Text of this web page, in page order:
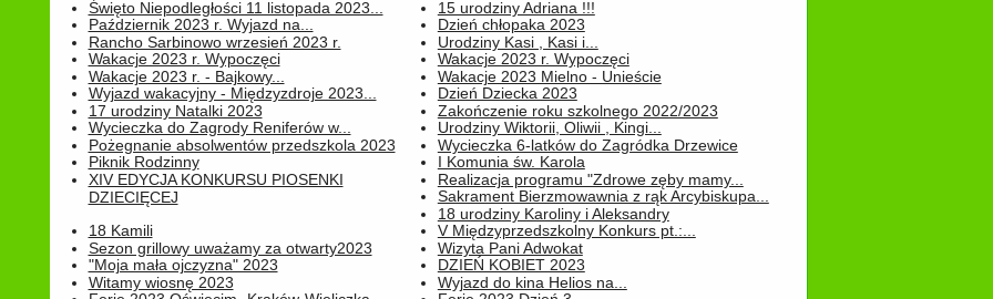
Święto Niepodległości 11 listopada 2023...
15 urodziny Adriana !!!
Październik 2023 r. Wyjazd na...
Rancho Sarbinowo wrzesień 2023 r.
Dzień chłopaka 2023
Urodziny Kasi , Kasi i...
Wakacje 2023 r. Wypoczęci
Wakacje 2023 r. - Bajkowy...
Wakacje 2023 r. Wypoczęci
Wakacje 2023 Mielno - Unieście
Wyjazd wakacyjny - Międzyzdroje 2023...
17 urodziny Natalki 2023
Dzień Dziecka 2023
Zakończenie roku szkolnego 2022/2023
Wycieczka do Zagrody Reniferów w...
Pożegnanie absolwentów przedszkola 2023
Urodziny Wiktorii, Oliwii , Kingi...
Wycieczka 6-latków do Zagródka Drzewice
Piknik Rodzinny
XIV EDYCJA KONKURSU PIOSENKI
DZIECIĘCEJ
I Komunia św. Karola
Realizacja programu "Zdrowe zęby mamy...
Sakrament Bierzmowawnia z rąk Arcybiskupa...
18 urodziny Karoliny i Aleksandry
18 Kamili
Sezon grillowy uważamy za otwarty2023
V Międzyprzedszkolny Konkurs pt.:...
Wizyta Pani Adwokat
"Moja mała ojczyzna" 2023
Witamy wiosnę 2023
DZIEŃ KOBIET 2023
Wyjazd do kina Helios na...